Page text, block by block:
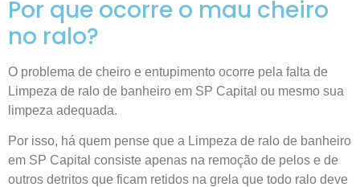
Por que ocorre o mau cheiro
no ralo?
O problema de cheiro e entupimento ocorre pela falta de
Limpeza de ralo de banheiro em SP Capital ou mesmo sua
limpeza adequada.
Por isso, há quem pense que a Limpeza de ralo de banheiro
em SP Capital consiste apenas na remoção de pelos e de
outros detritos que ficam retidos na grela que todo ralo deve